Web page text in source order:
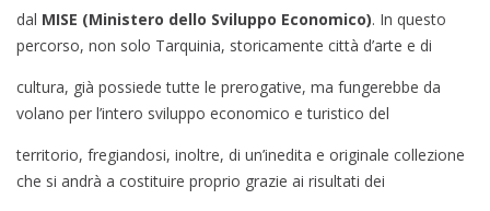
dal MISE (Ministero dello Sviluppo Economico). In questo
percorso, non solo Tarquinia, storicamente città d’arte e di
cultura, già possiede tutte le prerogative, ma fungerebbe da
volano per l’intero sviluppo economico e turistico del
territorio, fregiandosi, inoltre, di un’inedita e originale collezione
che si andrà a costituire proprio grazie ai risultati dei